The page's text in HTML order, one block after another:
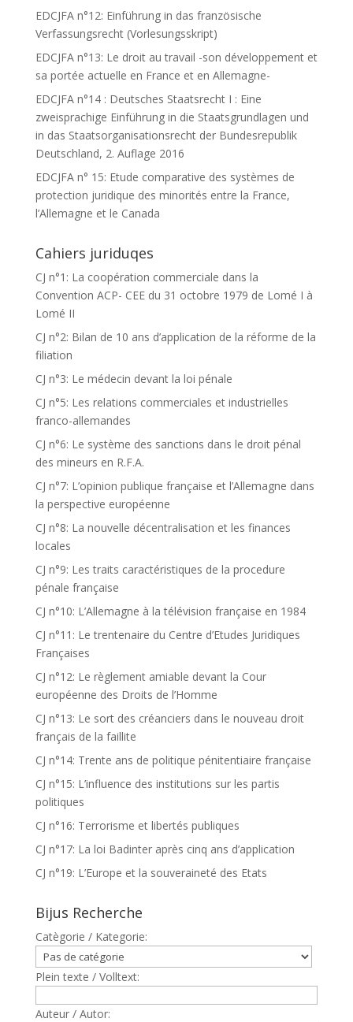
EDCJFA n°12: Einführung in das französische
Verfassungsrecht (Vorlesungsskript)
EDCJFA n°13: Le droit au travail -son développement et
sa portée actuelle en France et en Allemagne-
EDCJFA n°14 : Deutsches Staatsrecht I : Eine
zweisprachige Einführung in die Staatsgrundlagen und
in das Staatsorganisationsrecht der Bundesrepublik
Deutschland, 2. Auflage 2016
EDCJFA n° 15: Etude comparative des systèmes de
protection juridique des minorités entre la France,
l’Allemagne et le Canada
Cahiers juriduqes
CJ n°1: La coopération commerciale dans la
Convention ACP- CEE du 31 octobre 1979 de Lomé I à
Lomé II
CJ n°2: Bilan de 10 ans d’application de la réforme de la
filiation
CJ n°3: Le médecin devant la loi pénale
CJ n°5: Les relations commerciales et industrielles
franco-allemandes
CJ n°6: Le système des sanctions dans le droit pénal
des mineurs en R.F.A.
CJ n°7: L’opinion publique française et l’Allemagne dans
la perspective européenne
CJ n°8: La nouvelle décentralisation et les finances
locales
CJ n°9: Les traits caractéristiques de la procedure
pénale française
CJ n°10: L’Allemagne à la télévision française en 1984
CJ n°11: Le trentenaire du Centre d’Etudes Juridiques
Françaises
CJ n°12: Le règlement amiable devant la Cour
européenne des Droits de l’Homme
CJ n°13: Le sort des créanciers dans le nouveau droit
français de la faillite
CJ n°14: Trente ans de politique pénitentiaire française
CJ n°15: L’influence des institutions sur les partis
politiques
CJ n°16: Terrorisme et libertés publiques
CJ n°17: La loi Badinter après cinq ans d’application
CJ n°19: L’Europe et la souveraineté des Etats
Bijus Recherche
Catègorie / Kategorie:
Plein texte / Volltext:
Auteur / Autor: